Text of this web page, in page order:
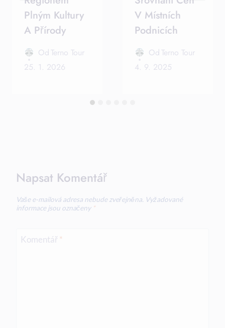
Plným Kultury
A Přírody
Od Terno Tour
25. 1. 2026
V Místních
Podnicích
Od Terno Tour
4. 9. 2025
Napsat Komentář
Vaše e-mailová adresa nebude zveřejněna. Vyžadované
informace jsou označeny *
Komentář *